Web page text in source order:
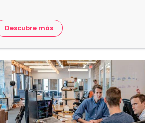
Descubre más